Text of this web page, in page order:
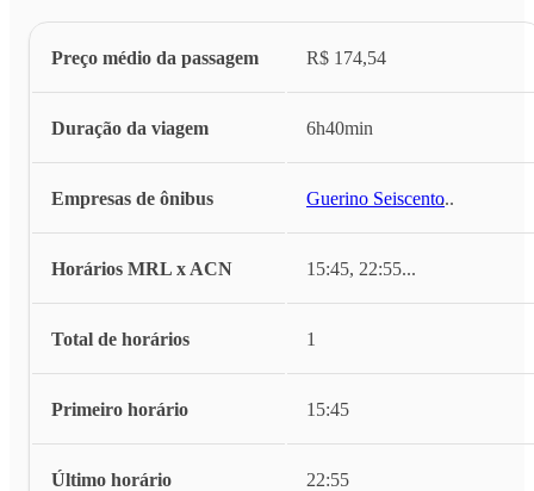
Preço médio da passagem R$ 174,54
Duração da viagem 6h40min
Empresas de ônibus Guerino Seiscento...
Horários MRL x ACN 15:45, 22:55...
Total de horários 1
Primeiro horário 15:45
Último horário 22:55